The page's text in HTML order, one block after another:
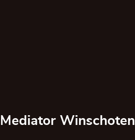
Mediator Winschoten